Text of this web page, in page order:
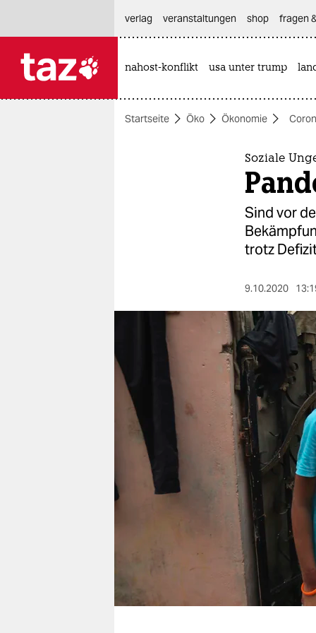
themen
wahrheit
verlag
verlag
veranstaltungen
unterstützen
genossenschaft
verlag
veranstaltungen shop fragen
nahost-konflikt usa unter trump
Startseite Öko Ökonomie
Soziale
Sind vor
trotz
9.10.2020